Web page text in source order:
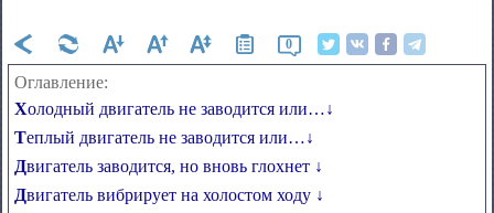
0
Оглавление:
Холодный двигатель не заводится или…↓
Теплый двигатель не заводится или…↓
Двигатель заводится, но вновь глохнет ↓
Двигатель вибрирует на холостом ходу ↓